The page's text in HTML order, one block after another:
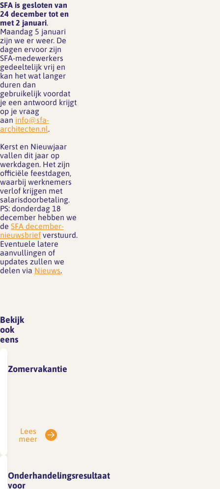
SFA is gesloten van
24 december tot en
met 2 januari.
Maandag 5 januari
zijn we er weer. De
dagen ervoor zijn
SFA-medewerkers
gedeeltelijk vrij en
kan het wat langer
duren dan
gebruikelijk voordat
je een antwoord krijgt
op je vraag
aan info@sfa-
architecten.nl.
Kerst en Nieuwjaar
vallen dit jaar op
werkdagen. Het zijn
officiële feestdagen,
waarbij werknemers
verlof krijgen met
salarisdoorbetaling.
PS: donderdag 18
december hebben we
de SFA december-
nieuwsbrief verstuurd.
Eventuele latere
aanvullingen of
updates zullen we
delen via Nieuws.
Bekijk
ook
eens
Zomervakantie
gesloten
en
Lees
meer
Onderhandelingsresultaat
voor